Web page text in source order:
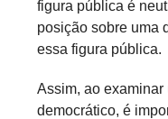
figura pública é
posição sobre uma
essa figura pública.
Assim, ao
democrático, é